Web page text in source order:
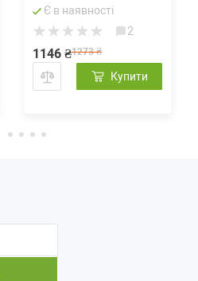
Є в наявності
2
1273 ₴
1146 ₴
Купити